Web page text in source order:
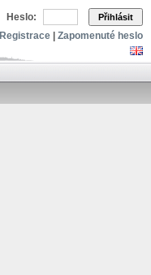
Heslo: Přihlásit
Registrace Zapomenuté heslo